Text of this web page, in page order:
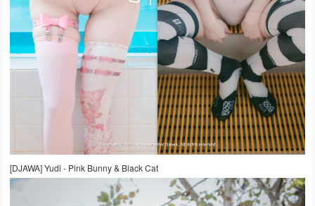
[DJAWA] Yudi - Pink Bunny & Black Cat